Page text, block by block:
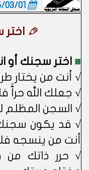
1435/03/01
■ اختر سجنك أو
√ أنت من يختار
√ جعلك الله حراًّ
√ السجن المظلم
√ قد يكون سجنك
أنت من ينسجه
√ حرر ذاتك